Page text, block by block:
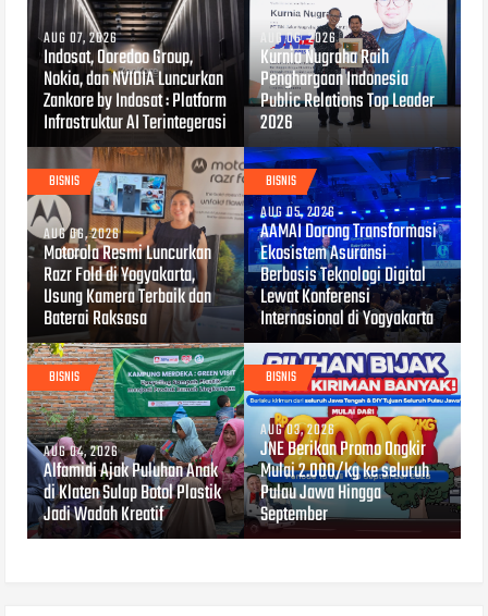
AUG 07, 2026
Indosat, Ooredoo Group,
Nokia, dan NVIDIA Luncurkan
Zankore by Indosat : Platform
Infrastruktur AI Terintegerasi
AUG 06, 2026
Kurnia Nugraha Raih
Penghargaan Indonesia
Public Relations Top Leader
2026
BISNIS
AUG 06, 2026
Motorola Resmi Luncurkan
Razr Fold di Yogyakarta,
Usung Kamera Terbaik dan
Baterai Raksasa
BISNIS
AUG 05, 2026
AAMAI Dorong Transformasi
Ekosistem Asuransi
Berbasis Teknologi Digital
Lewat Konferensi
Internasional di Yogyakarta
BISNIS
AUG 04, 2026
Alfamidi Ajak Puluhan Anak
di Klaten Sulap Botol Plastik
Jadi Wadah Kreatif
BISNIS
AUG 03, 2026
JNE Berikan Promo Ongkir
Mulai 2.000/kg ke seluruh
Pulau Jawa Hingga
September